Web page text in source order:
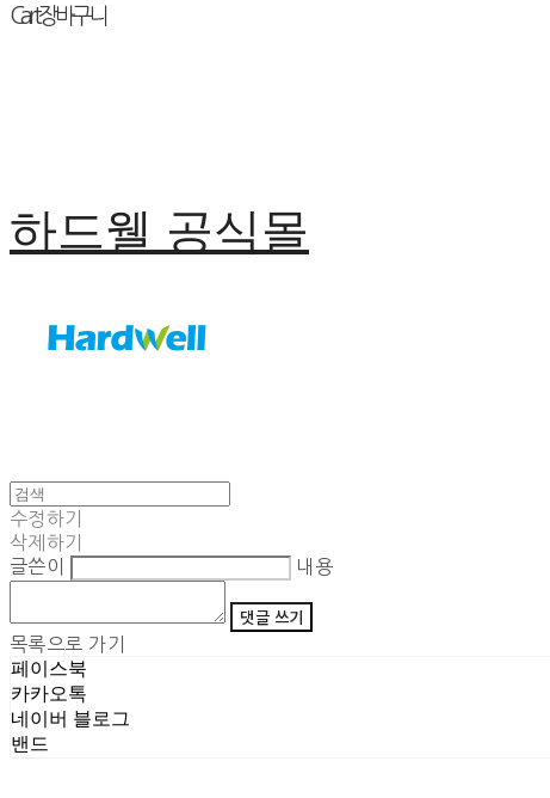
Cart장바구니
하드웰 공식몰
수정하기
삭제하기
글쓴이
내용
댓글 쓰기
목록으로 가기
페이스북
카카오톡
네이버 블로그
밴드